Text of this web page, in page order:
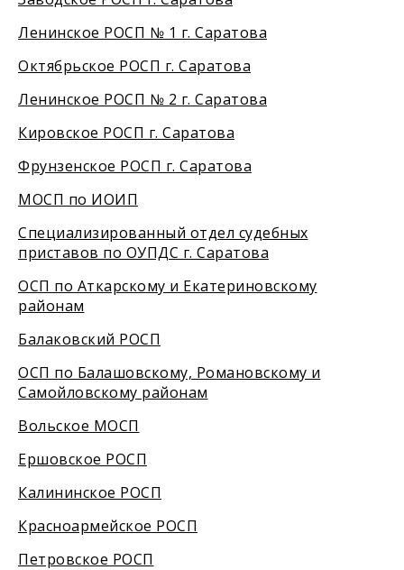
Ленинское РОСП № 1 г. Саратова
Октябрьское РОСП г. Саратова
Ленинское РОСП № 2 г. Саратова
Кировское РОСП г. Саратова
Фрунзенское РОСП г. Саратова
МОСП по ИОИП
Специализированный отдел судебных
приставов по ОУПДС г. Саратова
ОСП по Аткарскому и Екатериновскому
районам
Балаковский РОСП
ОСП по Балашовскому, Романовскому и
Самойловскому районам
Вольское МОСП
Ершовское РОСП
Калининское РОСП
Красноармейское РОСП
Петровское РОСП